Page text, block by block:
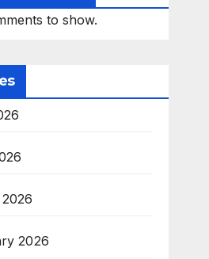
to show.
2026